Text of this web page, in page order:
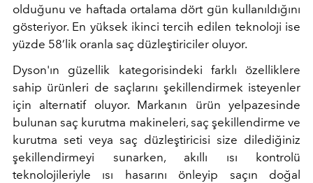
olduğunu ve haftada ortalama dört gün kullanıldığını
gösteriyor. En yüksek ikinci tercih edilen teknoloji ise
yüzde 58’lik oranla saç düzleştiriciler oluyor.
Dyson'ın güzellik kategorisindeki farklı özelliklere
sahip ürünleri de saçlarını şekillendirmek isteyenler
için alternatif oluyor. Markanın ürün yelpazesinde
bulunan saç kurutma makineleri, saç şekillendirme ve
kurutma seti veya saç düzleştiricisi size dilediğiniz
şekillendirmeyi sunarken, akıllı ısı kontrolü
teknolojileriyle ısı hasarını önleyip saçın doğal